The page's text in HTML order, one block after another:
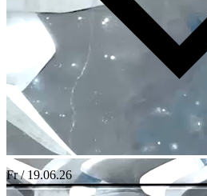
Fr / 19.06.26